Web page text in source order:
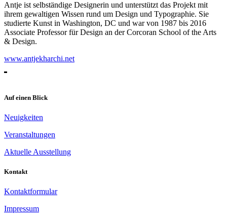
Antje ist selbständige Designerin und unterstützt das Projekt mit
ihrem gewaltigen Wissen rund um Design und Typographie. Sie
studierte Kunst in Washington, DC und war von 1987 bis 2016
Associate Professor für Design an der Corcoran School of the Arts
& Design.
www.antjekharchi.net
Auf einen Blick
Neuigkeiten
Veranstaltungen
Aktuelle Ausstellung
Kontakt
Kontaktformular
Impressum